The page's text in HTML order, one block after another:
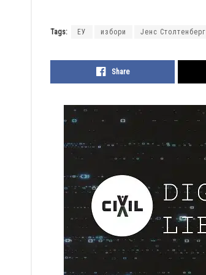
Tags: ЕУ избори Јенс Столтенберг
Share